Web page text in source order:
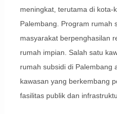
meningkat, terutama di kota-
Palembang. Program rumah
masyarakat berpenghasilan
rumah impian. Salah satu
rumah subsidi di Palembang
kawasan yang berkembang
fasilitas publik dan